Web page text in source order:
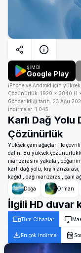
ŞİMDİ
Google Play
iPhone ve Android için
Çözünürlük: 1920 × 3840 (1
Gönderildiği tarih: 23 Ağu
İndirmeler: 1.045
Karlı Dağ Yolu
Çözünürlük
Yüksek çam ağaçları ile
dalın. Bu yüksek
manzarasını yakalar,
karlı dağ yolu, kış
kağıdı, dağ manzarası, çam
Doğa
Orman
İlgili HD duvar
Tüm Cihazlar
En çok indirme